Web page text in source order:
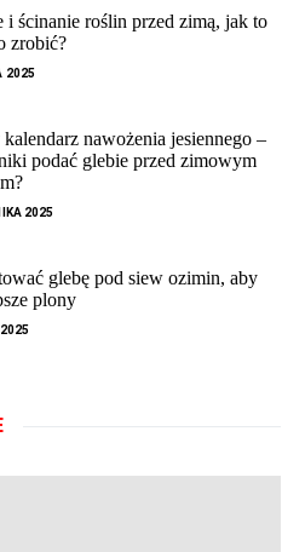
i ścinanie roślin przed zimą, jak to
zrobić?
2025
nawożenia jesiennego –
podać glebie przed zimowym
2025
glebę pod siew ozimin, aby
plony